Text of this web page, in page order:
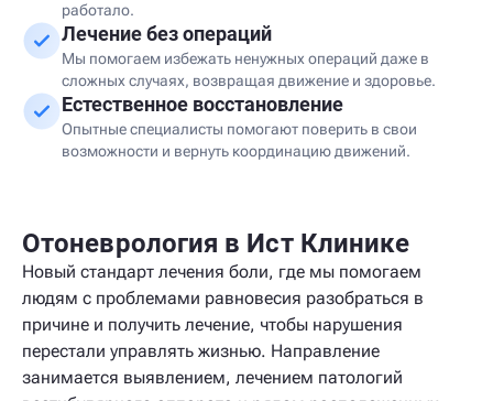
работало.
Лечение без операций
Мы помогаем избежать ненужных операций даже в
сложных случаях, возвращая движение и здоровье.
Естественное восстановление
Опытные специалисты помогают поверить в свои
возможности и вернуть координацию движений.
Отоневрология в Ист Клинике
Новый стандарт лечения боли, где мы помогаем
людям с проблемами равновесия разобраться в
причине и получить лечение, чтобы нарушения
перестали управлять жизнью. Направление
занимается выявлением, лечением патологий